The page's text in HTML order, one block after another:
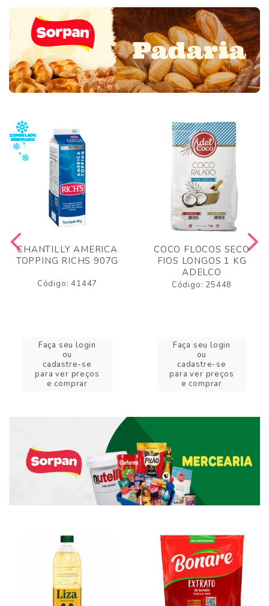
CHANTILLY AMERICA
TOPPING RICHS 907G
Código: 41447
Faça seu login
ou
cadastre-se
para ver preços
e comprar
COCO FLOCOS SECO
FIOS LONGOS 1 KG
ADELCO
Código: 25448
Faça seu login
ou
cadastre-se
para ver preços
e comprar